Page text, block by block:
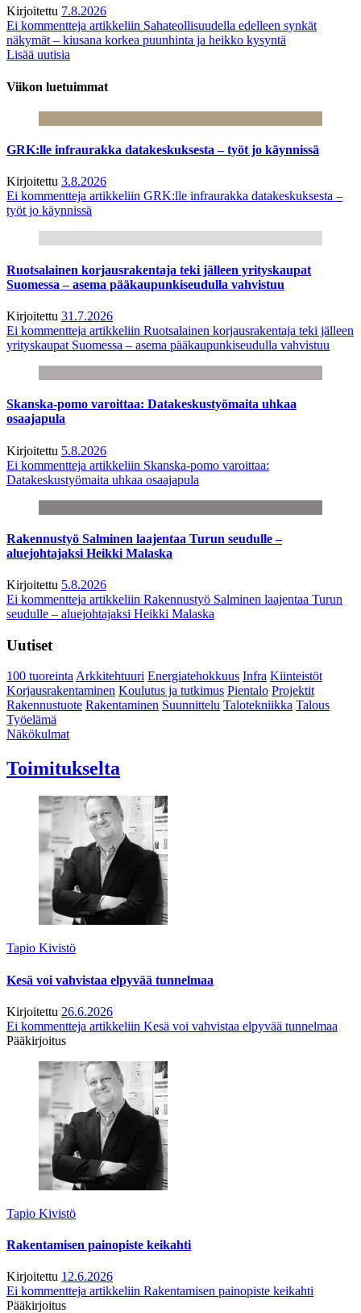
Kirjoitettu 7.8.2026
Ei kommentteja artikkeliin Sahateollisuudella edelleen synkät
näkymät – kiusana korkea puunhinta ja heikko kysyntä
Lisää uutisia
Viikon luetuimmat
GRK:lle infraurakka datakeskuksesta – työt jo käynnissä
Kirjoitettu 3.8.2026
Ei kommentteja artikkeliin GRK:lle infraurakka datakeskuksesta –
työt jo käynnissä
Ruotsalainen korjausrakentaja teki jälleen yrityskaupat
Suomessa – asema pääkaupunkiseudulla vahvistuu
Kirjoitettu 31.7.2026
Ei kommentteja artikkeliin Ruotsalainen korjausrakentaja teki jälleen
yrityskaupat Suomessa – asema pääkaupunkiseudulla vahvistuu
Skanska-pomo varoittaa: Datakeskustyömaita uhkaa
osaajapula
Kirjoitettu 5.8.2026
Ei kommentteja artikkeliin Skanska-pomo varoittaa:
Datakeskustyömaita uhkaa osaajapula
Rakennustyö Salminen laajentaa Turun seudulle –
aluejohtajaksi Heikki Malaska
Kirjoitettu 5.8.2026
Ei kommentteja artikkeliin Rakennustyö Salminen laajentaa Turun
seudulle – aluejohtajaksi Heikki Malaska
Uutiset
100 tuoreintaArkkitehtuuri Energiatehokkuus Infra Kiinteistöt
Korjausrakentaminen Koulutus ja tutkimus Pientalo Projektit
Rakennustuote Rakentaminen Suunnittelu Talotekniikka Talous
Työelämä
Näkökulmat
Toimitukselta
Tapio Kivistö
Kesä voi vahvistaa elpyvää tunnelmaa
Kirjoitettu 26.6.2026
Ei kommentteja artikkeliin Kesä voi vahvistaa elpyvää tunnelmaa
Pääkirjoitus
Tapio Kivistö
Rakentamisen painopiste keikahti
Kirjoitettu 12.6.2026
Ei kommentteja artikkeliin Rakentamisen painopiste keikahti
Pääkirjoitus